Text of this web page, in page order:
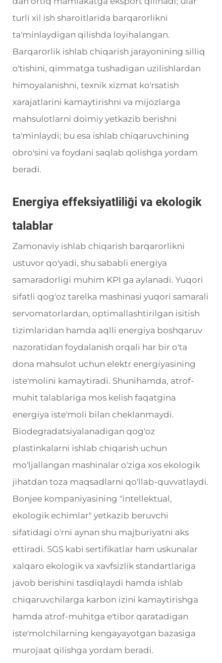
turli xil ish sharoitlarida barqarorlikni
ta'minlaydigan qilishda loyihalangan.
Barqarorlik ishlab chiqarish jarayonining silliq
o'tishini, qimmatga tushadigan uzilishlardan
himoyalanishni, texnik xizmat ko'rsatish
xarajatlarini kamaytirishni va mijozlarga
mahsulotlarni doimiy yetkazib berishni
ta'minlaydi; bu esa ishlab chiqaruvchining
obro'sini va foydani saqlab qolishga yordam
beradi.
Energiya effeksiyatliliği va ekologik
talablar
Zamonaviy ishlab chiqarish barqarorlikni
ustuvor qo'yadi, shu sababli energiya
samaradorligi muhim KPI ga aylanadi. Yuqori
sifatli qog'oz tarelka mashinasi yuqori samarali
servomatorlardan, optimallashtirilgan isitish
tizimlaridan hamda aqlli energiya boshqaruv
nazoratidan foydalanish orqali har bir o'ta
dona mahsulot uchun elektr energiyasining
iste'molini kamaytiradi. Shunihamda, atrof-
muhit talablariga mos kelish faqatgina
energiya iste'moli bilan cheklanmaydi.
Biodegradatsiyalanadigan qog'oz
plastinkalarni ishlab chiqarish uchun
mo'ljallangan mashinalar o'ziga xos ekologik
jihatdan toza maqsadlarni qo'llab-quvvatlaydi.
Bonjee kompaniyasining "intellektual,
ekologik echimlar" yetkazib beruvchi
sifatidagi o'rni aynan shu majburiyatni aks
ettiradi. SGS kabi sertifikatlar ham uskunalar
xalqaro ekologik va xavfsizlik standartlariga
javob berishini tasdiqlaydi hamda ishlab
chiqaruvchilarga karbon izini kamaytirishga
hamda atrof-muhitga e'tibor qaratadigan
iste'molchilarning kengayayotgan bazasiga
murojaat qilishga yordam beradi.